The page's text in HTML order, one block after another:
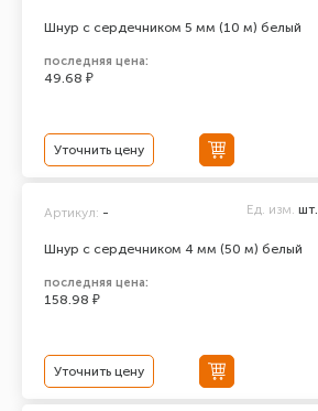
Шнур с сердечником 5 мм (10 м) белый
последняя цена:
49.68 ₽
Уточнить цену
Шнур с сердечником 4 мм (50 м) белый
Артикул: - Ед. изм. шт.
последняя цена:
158.98 ₽
Уточнить цену